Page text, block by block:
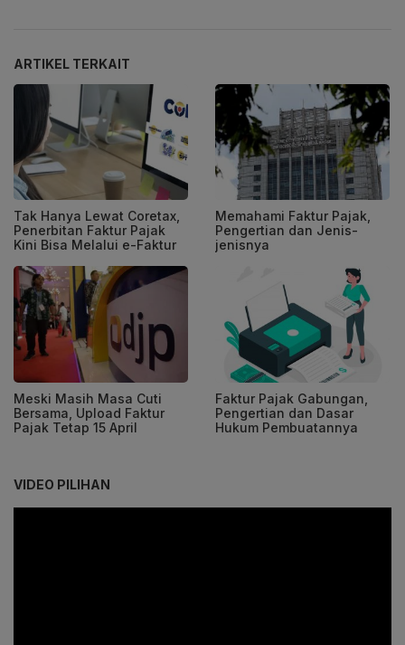
ARTIKEL TERKAIT
Tak Hanya Lewat Coretax,
Penerbitan Faktur Pajak
Kini Bisa Melalui e-Faktur
Memahami Faktur Pajak,
Pengertian dan Jenis-
jenisnya
Meski Masih Masa Cuti
Bersama, Upload Faktur
Pajak Tetap 15 April
Faktur Pajak Gabungan,
Pengertian dan Dasar
Hukum Pembuatannya
VIDEO PILIHAN